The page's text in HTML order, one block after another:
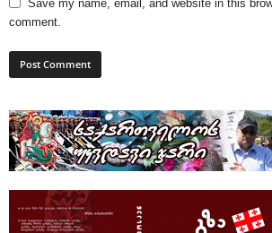
Save my name, email, and website in this
comment.